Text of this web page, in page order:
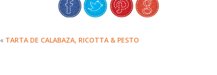
« TARTA DE CALABAZA, RICOTTA & PESTO